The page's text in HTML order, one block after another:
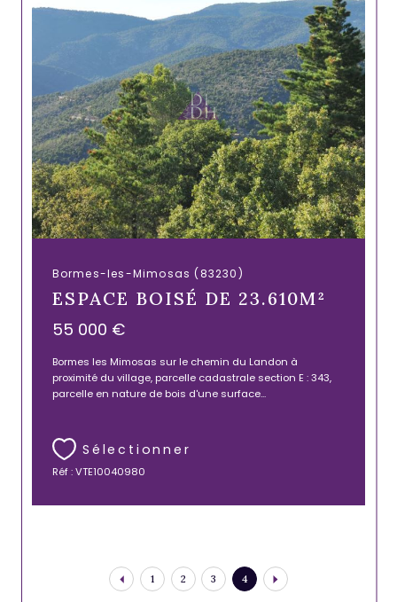
Bormes-les-Mimosas (83230)
ESPACE BOISÉ DE 23.610M²
55 000 €
Bormes les Mimosas sur le chemin du Landon à
proximité du village, parcelle cadastrale section E : 343,
parcelle en nature de bois d'une surface...
Sélectionner
Réf : VTE10040980
1 2 3 4